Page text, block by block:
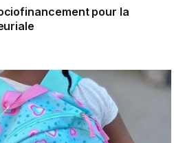
pour la